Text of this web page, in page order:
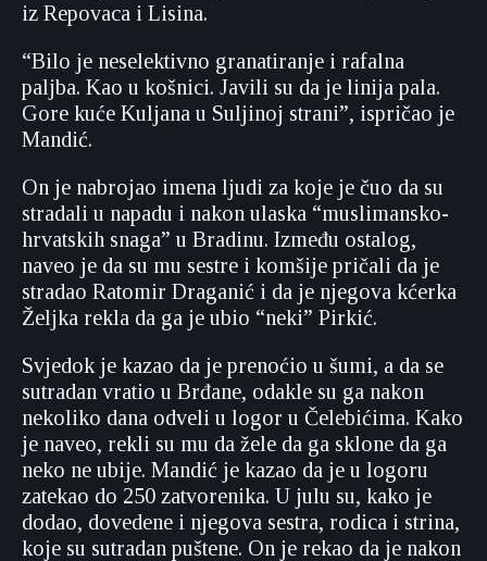
iz Repovaca i Lisina.
“Bilo je neselektivno granatiranje i rafalna
paljba. Kao u košnici. Javili su da je linija pala.
Gore kuće Kuljana u Suljinoj strani”, ispričao je
Mandić.
On je nabrojao imena ljudi za koje je čuo da su
stradali u napadu i nakon ulaska “muslimansko-
hrvatskih snaga” u Bradinu. Između ostalog,
naveo je da su mu sestre i komšije pričali da je
stradao Ratomir Draganić i da je njegova kćerka
Željka rekla da ga je ubio “neki” Pirkić.
Svjedok je kazao da je prenoćio u šumi, a da se
sutradan vratio u Brđane, odakle su ga nakon
nekoliko dana odveli u logor u Čelebićima. Kako
je naveo, rekli su mu da žele da ga sklone da ga
neko ne ubije. Mandić je kazao da je u logoru
zatekao do 250 zatvorenika. U julu su, kako je
dodao, dovedene i njegova sestra, rodica i strina,
koje su sutradan puštene. On je rekao da je nakon